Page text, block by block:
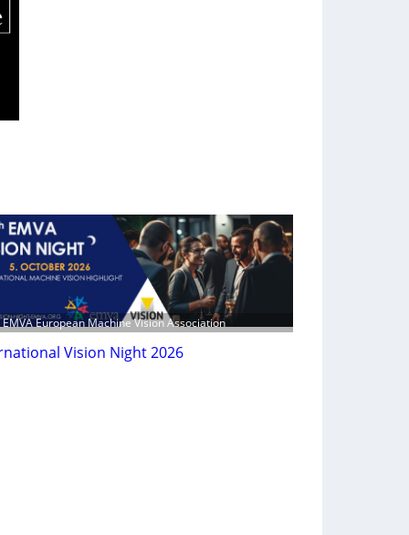
EMVA European Machine Vision Association
Vision Night 2026